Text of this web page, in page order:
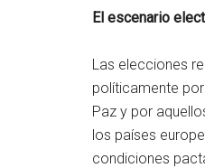
El escenario
Las elecciones
políticamente
Paz y por
los países
condiciones